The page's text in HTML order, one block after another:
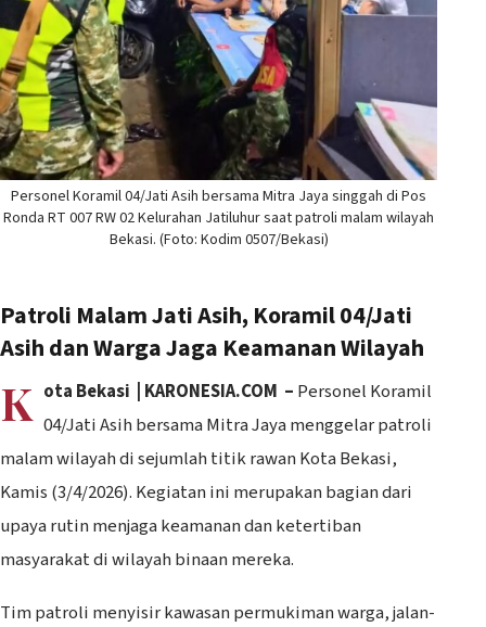
Personel Koramil 04/Jati Asih bersama Mitra Jaya singgah di Pos
Ronda RT 007 RW 02 Kelurahan Jatiluhur saat patroli malam wilayah
Bekasi. (Foto: Kodim 0507/Bekasi)
Patroli Malam Jati Asih, Koramil 04/Jati
Asih dan Warga Jaga Keamanan Wilayah
K ota Bekasi | KARONESIA.COM – Personel Koramil
04/Jati Asih bersama Mitra Jaya menggelar patroli
malam wilayah di sejumlah titik rawan Kota Bekasi,
Kamis (3/4/2026). Kegiatan ini merupakan bagian dari
upaya rutin menjaga keamanan dan ketertiban
masyarakat di wilayah binaan mereka.
Tim patroli menyisir kawasan permukiman warga, jalan-